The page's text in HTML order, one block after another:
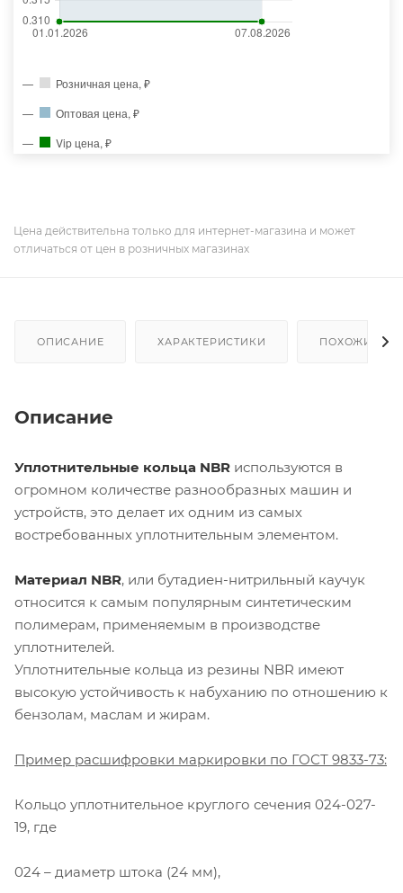
Розничная цена, ₽
Оптовая цена, ₽
Vip цена, ₽
Цена действительна только для интернет-магазина и может
отличаться от цен в розничных магазинах
ОПИСАНИЕ ХАРАКТЕРИСТИКИ ПОХОЖИЕ
Описание
Уплотнительные кольца NBR используются в
огромном количестве разнообразных машин и
устройств, это делает их одним из самых
востребованных уплотнительным элементом.
Материал NBR, или бутадиен-нитрильный каучук
относится к самым популярным синтетическим
полимерам, применяемым в производстве
уплотнителей.
Уплотнительные кольца из резины NBR имеют
высокую устойчивость к набуханию по отношению к
бензолам, маслам и жирам.
Пример расшифровки маркировки по ГОСТ 9833-73:
Кольцо уплотнительное круглого сечения 024-027-
19, где
024 – диаметр штока (24 мм),